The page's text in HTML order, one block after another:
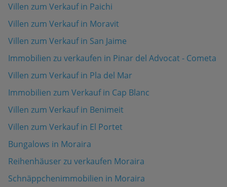
Villen zum Verkauf in Paichi
Villen zum Verkauf in Moravit
Villen zum Verkauf in San Jaime
Immobilien zu verkaufen in Pinar del Advocat - Cometa
Villen zum Verkauf in Pla del Mar
Immobilien zum Verkauf in Cap Blanc
Villen zum Verkauf in Benimeit
Villen zum Verkauf in El Portet
Bungalows in Moraira
Reihenhäuser zu verkaufen Moraira
Schnäppchenimmobilien in Moraira